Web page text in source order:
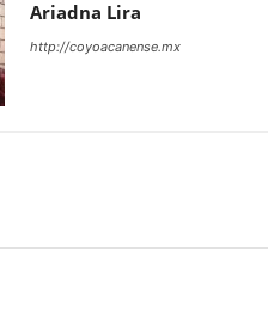
Ariadna Lira
http://coyoacanense.mx